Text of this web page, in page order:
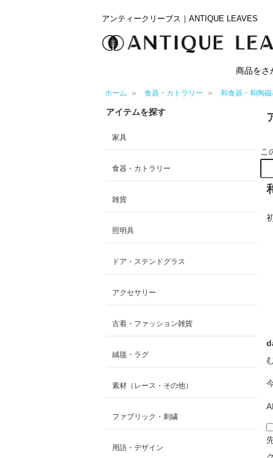
アンティークリーブス｜ANTIQUE LEAVES
商品をさ
ホーム ＞ 食器・カトラリー ＞ 和食器・和陶
こ
アイテムを探す
家具
食器・カトラリー
雑貨
照明具
ドア・ステンドグラス
アクセサリー
古着・ファッション雑貨
絨毯・ラグ
素材（レース・その他）
ファブリック・刺繍
用語・デザイン